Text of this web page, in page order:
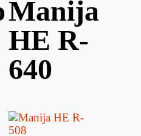
Manija
HE R-
640